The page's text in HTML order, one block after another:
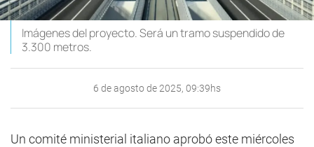
Imágenes del proyecto. Será un tramo suspendido de
3.300 metros.
6 de agosto de 2025, 09:39hs
Un comité ministerial italiano aprobó este miércoles